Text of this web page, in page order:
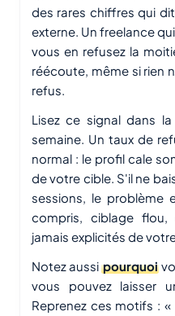
des rares chiffres qui
externe. Un freelance
vous en refusez la
réécoute, même si rien
refus.
Lisez ce signal dans
semaine. Un taux de
normal : le profil cale
de votre cible. S'il ne
sessions, le problème
compris, ciblage
jamais explicités de
Notez aussi pourquoi
vous pouvez laisser
Reprenez ces motifs :